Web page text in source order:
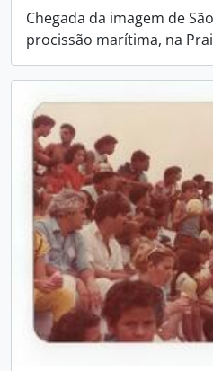
Chegada da imagem de
procissão marítima, na